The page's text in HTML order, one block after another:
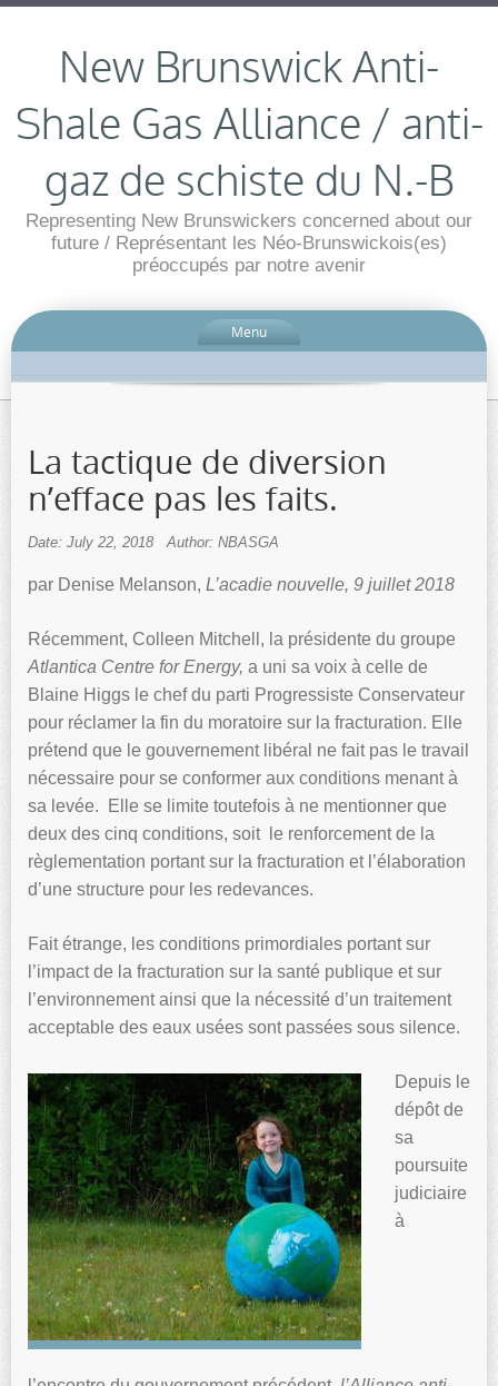
New Brunswick Anti-
Shale Gas Alliance / anti-
gaz de schiste du N.-B
Representing New Brunswickers concerned about our
future / Représentant les Néo-Brunswickois(es)
préoccupés par notre avenir
Menu
La tactique de diversion
n’efface pas les faits.
Date: July 22, 2018 Author: NBASGA
par Denise Melanson, L’acadie nouvelle, 9 juillet 2018
Récemment, Colleen Mitchell, la présidente du groupe
Atlantica Centre for Energy, a uni sa voix à celle de
Blaine Higgs le chef du parti Progressiste Conservateur
pour réclamer la fin du moratoire sur la fracturation. Elle
prétend que le gouvernement libéral ne fait pas le travail
nécessaire pour se conformer aux conditions menant à
sa levée. Elle se limite toutefois à ne mentionner que
deux des cinq conditions, soit le renforcement de la
règlementation portant sur la fracturation et l’élaboration
d’une structure pour les redevances.
Fait étrange, les conditions primordiales portant sur
l’impact de la fracturation sur la santé publique et sur
l’environnement ainsi que la nécessité d’un traitement
acceptable des eaux usées sont passées sous silence.
Depuis le
dépôt de
sa
poursuite
judiciaire
à